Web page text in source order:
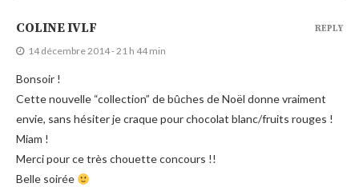
COLINE IVLF
14 décembre 2014 - 21 h 44 min
Bonsoir !
Cette nouvelle “collection” de bûches de Noël donne vraiment
envie, sans hésiter je craque pour chocolat blanc/fruits rouges !
Miam !
Merci pour ce très chouette concours !!
Belle soirée
REPLY